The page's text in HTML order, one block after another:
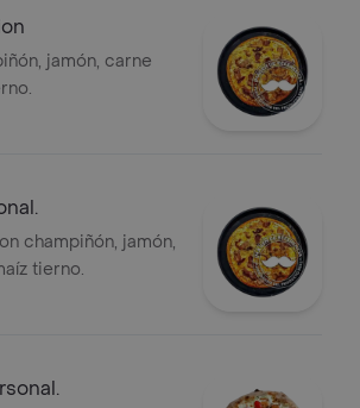
jamón, carne
champiñón, jamón,
tierno.